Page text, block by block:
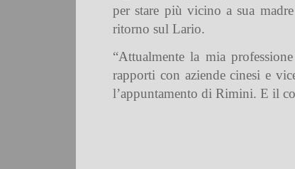
per stare più vicino a sua
ritorno sul Lario.
“Attualmente la mia
rapporti con aziende cinesi e
l’appuntamento di Rimini. E il